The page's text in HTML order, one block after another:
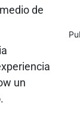
de
un